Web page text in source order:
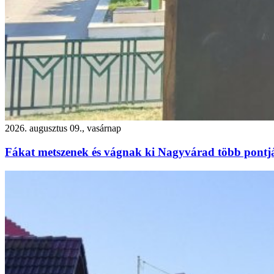
2026. augusztus 09., vasárnap
Fákat metszenek és vágnak ki Nagyvárad több